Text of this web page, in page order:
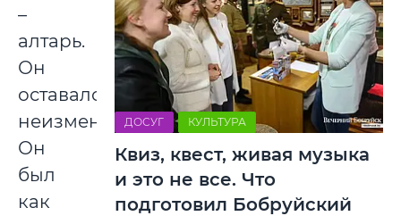
–
алтарь.
Он
оставался
неизменным.
Он
был
как
ДОСУГ КУЛЬТУРА
Квиз, квест, живая музыка
и это не все. Что
подготовил Бобруйский